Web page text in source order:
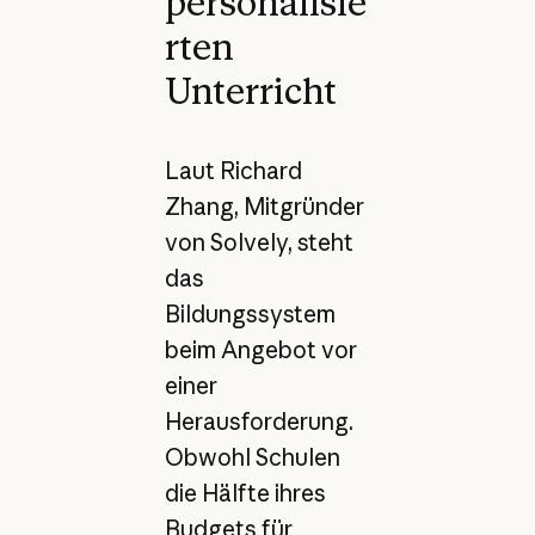
rten
Unterricht
Laut Richard
Zhang, Mitgründer
von Solvely, steht
das
Bildungssystem
beim Angebot vor
einer
Herausforderung.
Obwohl Schulen
die Hälfte ihres